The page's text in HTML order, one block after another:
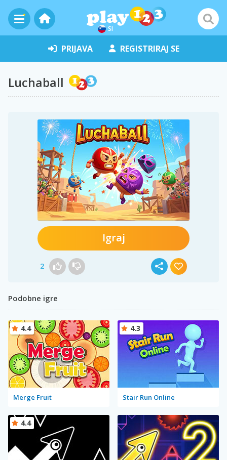
SI
PRIJAVA REGISTRIRAJ SE
Luchaball
Igraj
2
Podobne igre
Merge Fruit
4.4
Stair Run Online
4.3
4.4